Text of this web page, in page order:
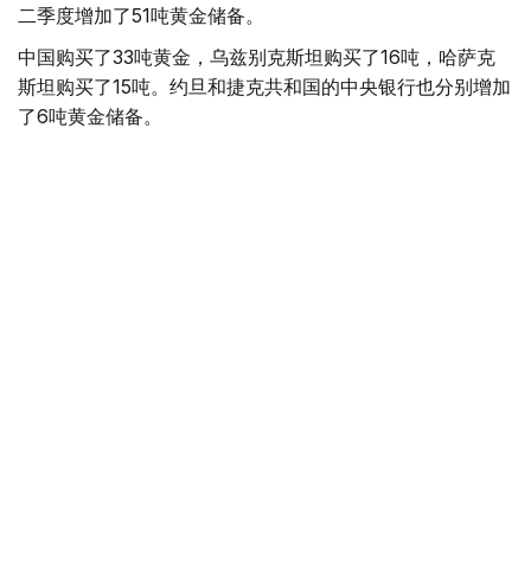
二季度增加了51吨黄金储备。
中国购买了33吨黄金，乌兹别克斯坦购买了16吨，哈萨克
斯坦购买了15吨。约旦和捷克共和国的中央银行也分别增加
了6吨黄金储备。